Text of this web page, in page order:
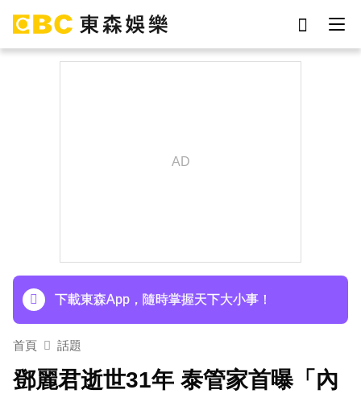
下載東森App，隨時掌握天下大小事！
首頁 話題
鄧麗君逝世31年 泰管家首曝「內